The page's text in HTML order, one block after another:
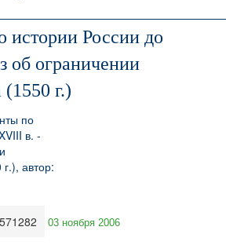
истории России до
об ограничении
(1550 г.)
03 ноября 2006